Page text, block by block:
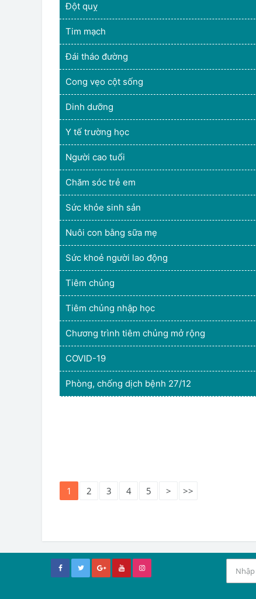
Đột quỵ
Tim mạch
Đái tháo đường
Cong vẹo cột sống
Dinh dưỡng
Y tế trường học
Người cao tuổi
Chăm sóc trẻ em
Sức khỏe sinh sản
Nuôi con bằng sữa mẹ
Sức khoẻ người lao động
Tiêm chủng
Tiêm chủng nhập học
Chương trình tiêm chủng mở rộng
COVID-19
Phòng, chống dịch bệnh 27/12
1 2 3 4 5 > >>